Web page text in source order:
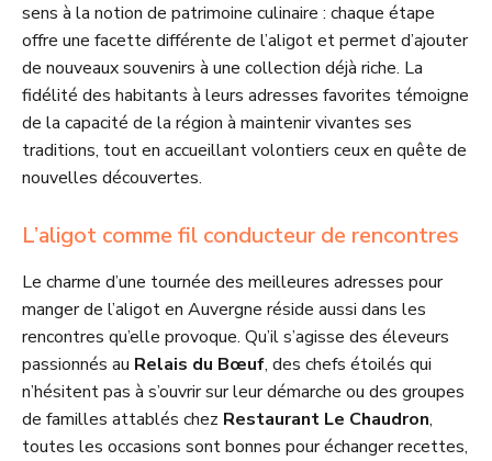
sens à la notion de patrimoine culinaire : chaque étape
offre une facette différente de l’aligot et permet d’ajouter
de nouveaux souvenirs à une collection déjà riche. La
fidélité des habitants à leurs adresses favorites témoigne
de la capacité de la région à maintenir vivantes ses
traditions, tout en accueillant volontiers ceux en quête de
nouvelles découvertes.
L’aligot comme fil conducteur de rencontres
Le charme d’une tournée des meilleures adresses pour
manger de l’aligot en Auvergne réside aussi dans les
rencontres qu’elle provoque. Qu’il s’agisse des éleveurs
passionnés au Relais du Bœuf, des chefs étoilés qui
n’hésitent pas à s’ouvrir sur leur démarche ou des groupes
de familles attablés chez Restaurant Le Chaudron,
toutes les occasions sont bonnes pour échanger recettes,